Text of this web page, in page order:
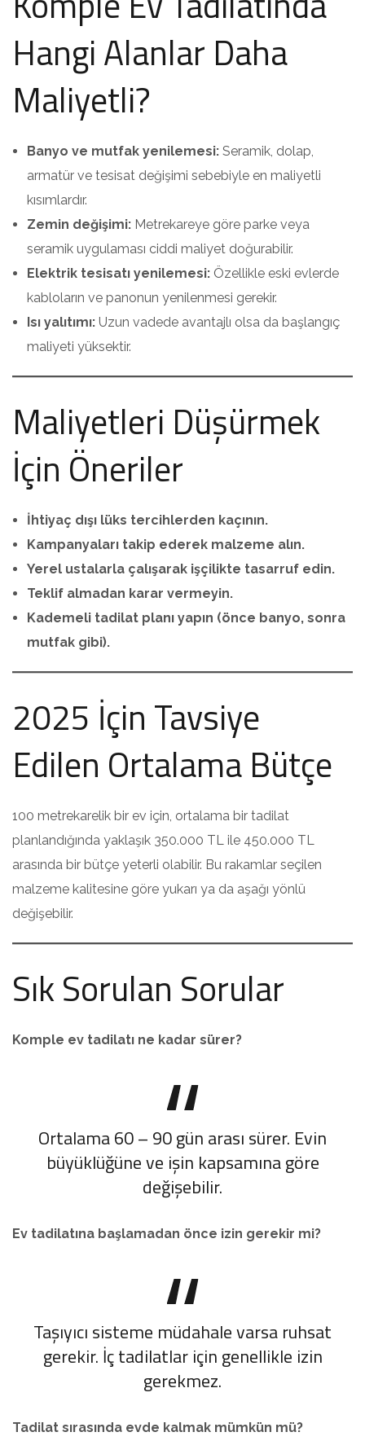
Hangi Alanlar Daha
Maliyetli?
Banyo ve mutfak yenilemesi: Seramik, dolap,
armatür ve tesisat değişimi sebebiyle en maliyetli
kısımlardır.
Zemin değişimi: Metrekareye göre parke veya
seramik uygulaması ciddi maliyet doğurabilir.
Elektrik tesisatı yenilemesi: Özellikle eski evlerde
kabloların ve panonun yenilenmesi gerekir.
Isı yalıtımı: Uzun vadede avantajlı olsa da başlangıç
maliyeti yüksektir.
Maliyetleri Düşürmek
İçin Öneriler
İhtiyaç dışı lüks tercihlerden kaçının.
Kampanyaları takip ederek malzeme alın.
Yerel ustalarla çalışarak işçilikte tasarruf edin.
Teklif almadan karar vermeyin.
Kademeli tadilat planı yapın (önce banyo, sonra
mutfak gibi).
2025 İçin Tavsiye
Edilen Ortalama Bütçe
100 metrekarelik bir ev için, ortalama bir tadilat
planlandığında yaklaşık 350.000 TL ile 450.000 TL
arasında bir bütçe yeterli olabilir. Bu rakamlar seçilen
malzeme kalitesine göre yukarı ya da aşağı yönlü
değişebilir.
Sık Sorulan Sorular
Komple ev tadilatı ne kadar sürer?
Ortalama 60 – 90 gün arası sürer. Evin
büyüklüğüne ve işin kapsamına göre
değişebilir.
Ev tadilatına başlamadan önce izin gerekir mi?
Taşıyıcı sisteme müdahale varsa ruhsat
gerekir. İç tadilatlar için genellikle izin
gerekmez.
Tadilat sırasında evde kalmak mümkün mü?